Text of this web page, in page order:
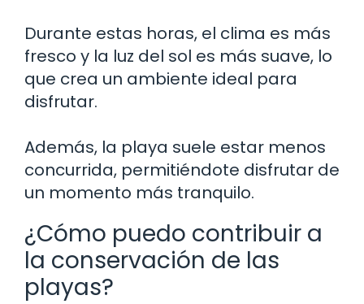
Durante estas horas, el clima es más
fresco y la luz del sol es más suave, lo
que crea un ambiente ideal para
disfrutar.
Además, la playa suele estar menos
concurrida, permitiéndote disfrutar de
un momento más tranquilo.
¿Cómo puedo contribuir a
la conservación de las
playas?